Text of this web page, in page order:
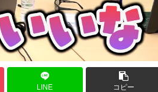
LINE コピー